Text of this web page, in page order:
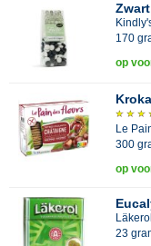
170
op
Le
300
op
Läkerol
23